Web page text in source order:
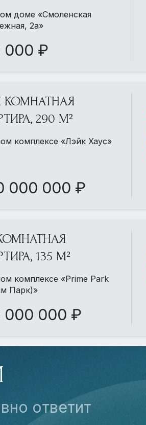
доме «Смоленская
2а»
000 ₽
КОМНАТНАЯ
290 М²
комплексе «Лэйк Хаус»
000 000 ₽
135 М²
комплексе «Prime Park
Парк)»
000 000 ₽
ответит